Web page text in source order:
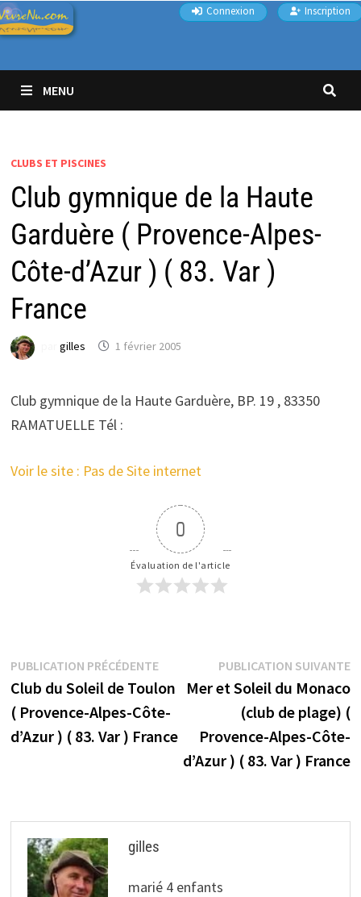
Passer
au
Connexion Inscription
MENU
CLUBS ET PISCINES
Club gymnique de la Haute
Garduère ( Provence-Alpes-
Côte-d’Azur ) ( 83. Var )
France
gilles 1 février 2005
Club gymnique de la Haute Garduère, BP. 19 , 83350
RAMATUELLE Tél :
Voir le site : Pas de Site internet
0
Évaluation de l'article
Navigation
de
l’article
PUBLICATION PRÉCÉDENTEPublication
précédente :
Club du Soleil de Toulon
( Provence-Alpes-Côte-
d’Azur ) ( 83. Var ) France
PUBLICATION SUIVANTE
Mer et Soleil du Monaco
(club de plage) (
Provence-Alpes-Côte-
d’Azur ) ( 83. Var ) France
gilles
marié 4 enfants